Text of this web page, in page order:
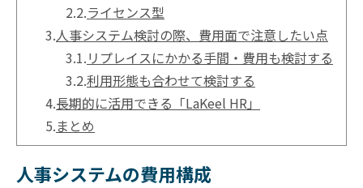
2.2.ライセンス型
3.人事システム検討の際、費用面で注意したい点
3.1.リプレイスにかかる手間・費用も検討する
3.2.利用形態も合わせて検討する
4.長期的に活用できる「LaKeel HR」
5.まとめ
人事システムの費用構成